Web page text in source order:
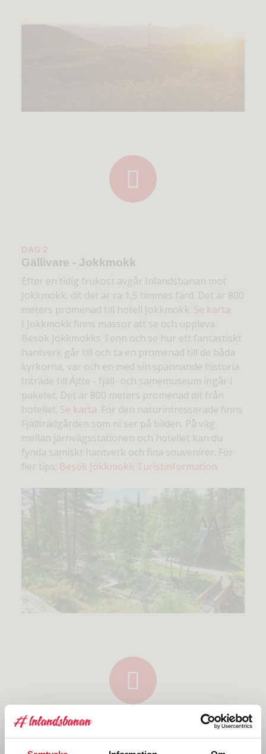
DAG 2
Gällivare - Jokkmokk
Efter en tidig frukost avgår Inlandsbanan mot
Jokkmokk, dit det är ca 1,5 timmes färd. Det är 800
meters promenad till hotell Jokkmokk. Se karta.
I Jokkmokk finns massor att se och uppleva.
Besök Jokkmokks Tenn och se hur ett fantastiskt
hantverk går till och ta en promenad till de båda
kyrkorna, var och en med sin spännande historia.
Inträde till Ájtte - fjäll- och samemuseum ingår i
paketet. Det är 800 meters promenad dit från
hotellet. Se karta. För den naturintresserade finns
Fjällträdgården som ni ser på bilden. På väg
mellan järnvägsstationen och hotellet kan du
fynda samiskt hantverk och fina souvenirer. För
fler tips: Besök Jokkmokk Turistinformation
DAG 3